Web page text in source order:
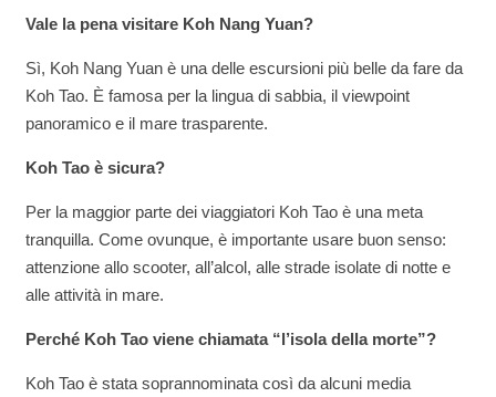
Vale la pena visitare Koh Nang Yuan?
Sì, Koh Nang Yuan è una delle escursioni più belle da fare da
Koh Tao. È famosa per la lingua di sabbia, il viewpoint
panoramico e il mare trasparente.
Koh Tao è sicura?
Per la maggior parte dei viaggiatori Koh Tao è una meta
tranquilla. Come ovunque, è importante usare buon senso:
attenzione allo scooter, all’alcol, alle strade isolate di notte e
alle attività in mare.
Perché Koh Tao viene chiamata “l’isola della morte”?
Koh Tao è stata soprannominata così da alcuni media